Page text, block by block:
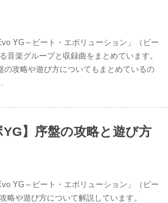
YG～ビート・エボリューション」（ビー
音楽グループと収録曲をまとめています。
の攻略や遊び方についてもまとめているの
YG】序盤の攻略と遊び方
YG～ビート・エボリューション」（ビー
略や遊び方について解説しています。